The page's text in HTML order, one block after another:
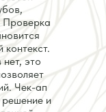
Проверка
контекст.
это
Чек-ап
решение и